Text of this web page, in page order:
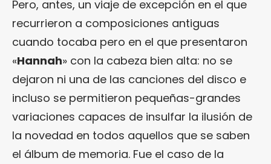
Pero, antes, un viaje de excepción en el que
recurrieron a composiciones antiguas
cuando tocaba pero en el que presentaron
«Hannah» con la cabeza bien alta: no se
dejaron ni una de las canciones del disco e
incluso se permitieron pequeñas-grandes
variaciones capaces de insulfar la ilusión de
la novedad en todos aquellos que se saben
el álbum de memoria. Fue el caso de la